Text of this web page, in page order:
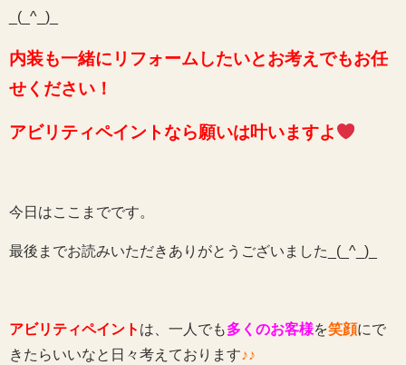
_(_^_)_
内装も一緒にリフォームしたいとお考えでもお任
せください！
アビリティペイントなら願いは叶いますよ
今日はここまでです。
最後までお読みいただきありがとうございました_(_^_)_
アビリティペイント は、一人でも多くのお客様を笑顔にで
きたらいいなと日々考えております♪♪